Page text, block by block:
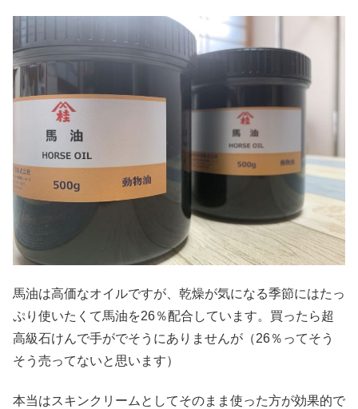
馬油は高価なオイルですが、乾燥が気になる季節にはたっ
ぷり使いたくて馬油を26％配合しています。買ったら超
高級石けんで手がでそうにありませんが（26％ってそう
そう売ってないと思います）
本当はスキンクリームとしてそのまま使った方が効果的で